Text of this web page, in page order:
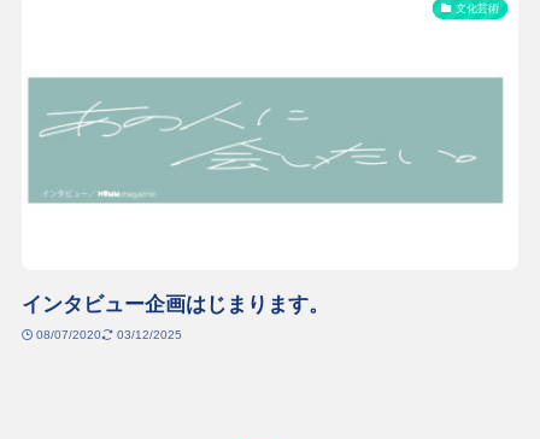
文化芸術
インタビュー企画はじまります。
08/07/2020 03/12/2025